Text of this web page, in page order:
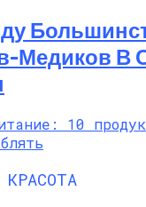
Медиков В